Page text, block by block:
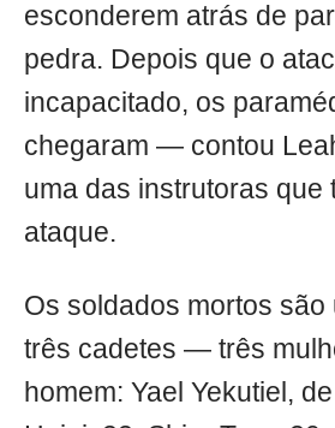
esconderem atrás de
pedra. Depois que o
incapacitado, os
chegaram — contou
uma das instrutoras que
ataque.
Os soldados mortos são
três cadetes — três
homem: Yael Yekutiel,